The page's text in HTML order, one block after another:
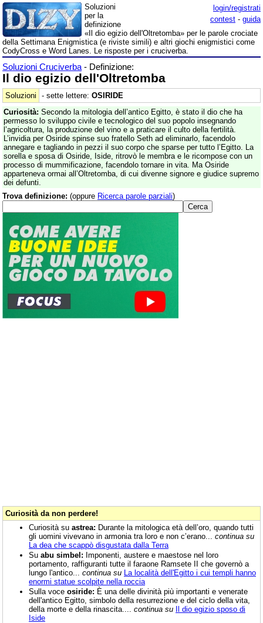
login/registrati
contest - guida
Soluzioni
per la
definizione
«Il dio egizio dell'Oltretomba» per le parole crociate
della Settimana Enigmistica (e riviste simili) e altri giochi enigmistici come
CodyCross e Word Lanes. Le risposte per i cruciverba.
Soluzioni Cruciverba - Definizione:
Il dio egizio dell'Oltretomba
Soluzioni - sette lettere: OSIRIDE
Curiosità: Secondo la mitologia dell’antico Egitto, è stato il dio che ha
permesso lo sviluppo civile e tecnologico del suo popolo insegnando
l’agricoltura, la produzione del vino e a praticare il culto della fertilità.
L’invidia per Osiride spinse suo fratello Seth ad eliminarlo, facendolo
annegare e tagliando in pezzi il suo corpo che sparse per tutto l’Egitto. La
sorella e sposa di Osiride, Iside, ritrovò le membra e le ricompose con un
processo di mummificazione, facendolo tornare in vita. Ma Osiride
apparteneva ormai all’Oltretomba, di cui divenne signore e giudice supremo
dei defunti.
Trova definizione: (oppure Ricerca parole parziali)
Curiosità da non perdere!
Curiosità su astrea: Durante la mitologica età dell’oro, quando tutti
gli uomini vivevano in armonia tra loro e non c’erano... continua su
La dea che scappò disgustata dalla Terra
Su abu simbel: Imponenti, austere e maestose nel loro
portamento, raffiguranti tutte il faraone Ramsete II che governò a
lungo l'antico... continua su La località dell'Egitto i cui templi hanno
enormi statue scolpite nella roccia
Sulla voce osiride: È una delle divinità più importanti e venerate
dell'antico Egitto, simbolo della resurrezione e del ciclo della vita,
della morte e della rinascita.... continua su Il dio egizio sposo di
Iside